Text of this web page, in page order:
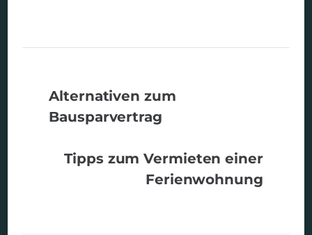
Alternativen zum
Bausparvertrag
Tipps zum Vermieten einer
Ferienwohnung